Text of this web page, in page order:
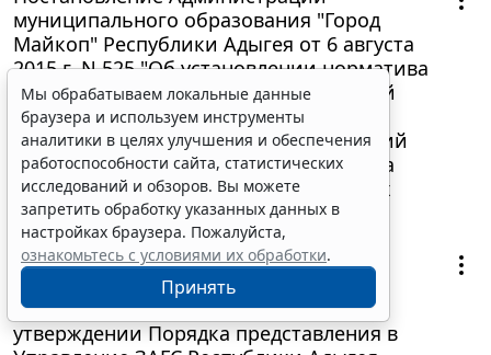
муниципального образования "Город
Майкоп" Республики Адыгея от 6 августа
2015 г. N 525 "Об установлении норматива
стоимости 1 квадратного метра общей
площади жилья по муниципальному
образованию "Город Майкоп" на третий
квартал 2015 года для расчета размера
социальных выплат, предоставляемых
молодым семьям на приобретение
(строительство) жилья"
Приказ Управления записи актов
гражданского состояния Республики
Адыгея от 6 августа 2015 г. N 35-д "Об
утверждении Порядка представления в
Мы обрабатываем локальные данные
браузера и используем инструменты
аналитики в целях улучшения и обеспечения
работоспособности сайта, статистических
исследований и обзоров. Вы можете
запретить обработку указанных данных в
настройках браузера. Пожалуйста,
ознакомьтесь с условиями их обработки.
Принять